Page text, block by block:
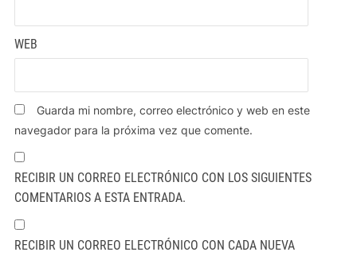
WEB
Guarda mi nombre, correo electrónico y web en este
navegador para la próxima vez que comente.
RECIBIR UN CORREO ELECTRÓNICO CON LOS SIGUIENTES
COMENTARIOS A ESTA ENTRADA.
RECIBIR UN CORREO ELECTRÓNICO CON CADA NUEVA